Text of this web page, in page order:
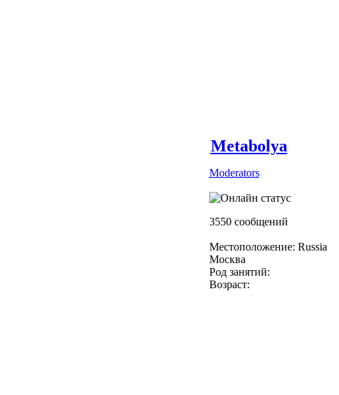
Metabolya
Moderators
3550 сообщений
Местоположение: Russia
Москва
Род занятий:
Возраст: